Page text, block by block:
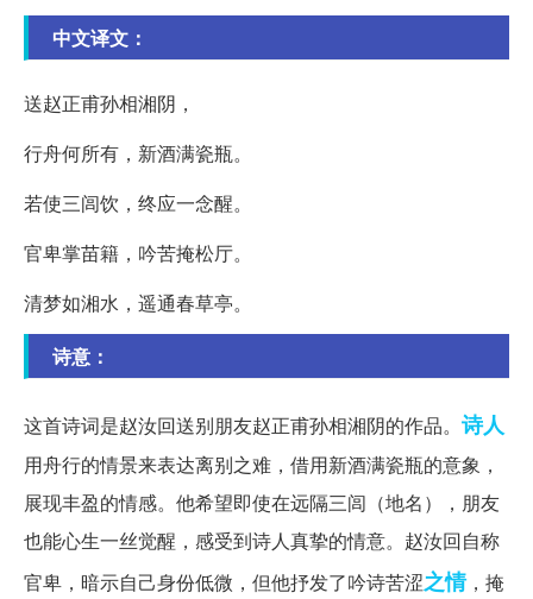
中文译文：
送赵正甫孙相湘阴，
行舟何所有，新酒满瓷瓶。
若使三闾饮，终应一念醒。
官卑掌苗籍，吟苦掩松厅。
清梦如湘水，遥通春草亭。
诗意：
这首诗词是赵汝回送别朋友赵正甫孙相湘阴的作品。 诗人
用舟行的情景来表达离别之难，借用新酒满瓷瓶的意象，
展现丰盈的情感。他希望即使在远隔三闾（地名），朋友
也能心生一丝觉醒，感受到诗人真挚的情意。赵汝回自称
官卑，暗示自己身份低微，但他抒发了吟诗苦涩之情，掩